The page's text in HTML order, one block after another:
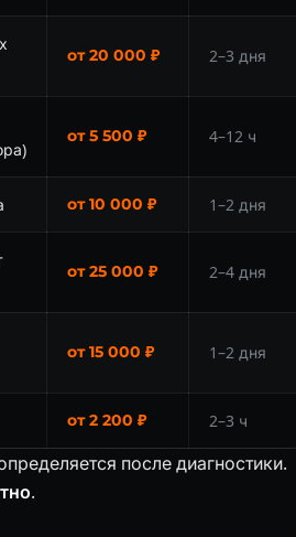
от 20 000 ₽ 2–3 дня
от 5 500 ₽ 4–12 ч
от 10 000 ₽ 1–2 дня
от 25 000 ₽ 2–4 дня
от 15 000 ₽ 1–2 дня
от 2 200 ₽ 2–3 ч
после диагностики.
.